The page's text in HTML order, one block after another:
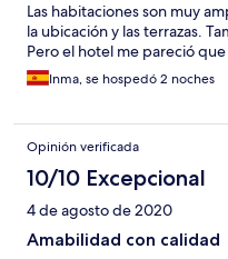
Las habitaciones son muy
la ubicación y las terrazas.
Pero el hotel me pareció
Inma, se hospedó 2 noches
Opinión verificada
10/10 Excepcional
4 de agosto de 2020
Amabilidad con calidad